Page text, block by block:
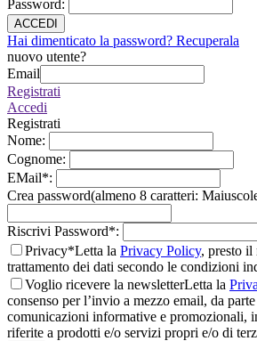
Password:
ACCEDI
Hai dimenticato la password? Recuperala
nuovo utente?
Email
Registrati
Accedi
Registrati
Nome:
Cognome:
EMail*:
Crea password(almeno 8 caratteri:
Riscrivi Password*:
Privacy*Letta la Privacy Policy, presto il
trattamento dei dati secondo le condizioni
Voglio ricevere la newsletterLetta la
consenso per l’invio a mezzo email, da
comunicazioni informative e promozionali,
riferite a prodotti e/o servizi propri e/o di